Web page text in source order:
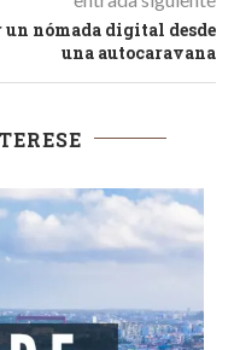
un nómada digital desde
una autocaravana